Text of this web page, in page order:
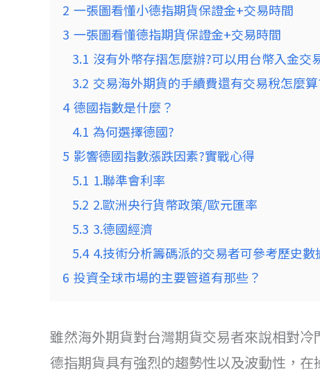
2 一張圖看懂小德指期貨保證金+交易時間
3 一張圖看懂德指期貨保證金+交易時間
3.1 沒有外幣存摺怎麼辦?可以用台幣入金交
3.2 交易海外期貨的手續費還有交易稅怎麼算
4 德國指數是什麼？
4.1 為何選擇德國?
5 影響德國指數漲跌因素?實戰心得
5.1 1.聯準會利率
5.2 2.歐洲央行貨幣政策/歐元匯率
5.3 3.德國經濟
5.4 4.技術分析籌碼派的交易者可參考歷史
6 投資全球市場的主要管道有那些？
雖然海外期貨對台灣期貨交易者來說相對
德指期貨具有強烈的趨勢性以及波動性，